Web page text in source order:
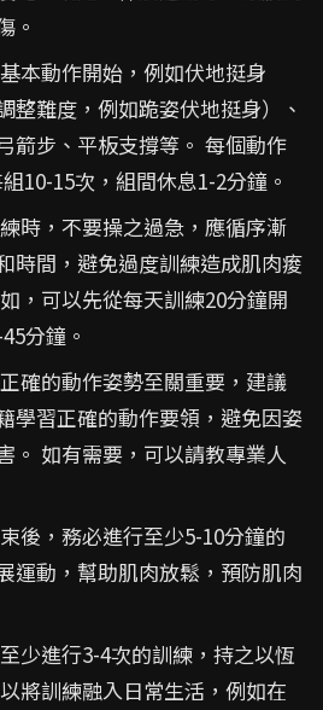
。
本動作開始，例如伏地挺身
整難度，例如跪姿伏地挺身）、
箭步、平板支撐等。 每個動作
10-15次，組間休息1-2分鐘。
時，不要操之過急，應循序漸
時間，避免過度訓練造成肌肉痠
，可以先從每天訓練20分鐘開
分鐘。
正確的動作姿勢至關重要，建議
學習正確的動作要領，避免因姿
。 如有需要，可以請教專業人
後，務必進行至少5-10分鐘的
運動，幫助肌肉放鬆，預防肌肉
少進行3-4次的訓練，持之以恆
將訓練融入日常生活，例如在